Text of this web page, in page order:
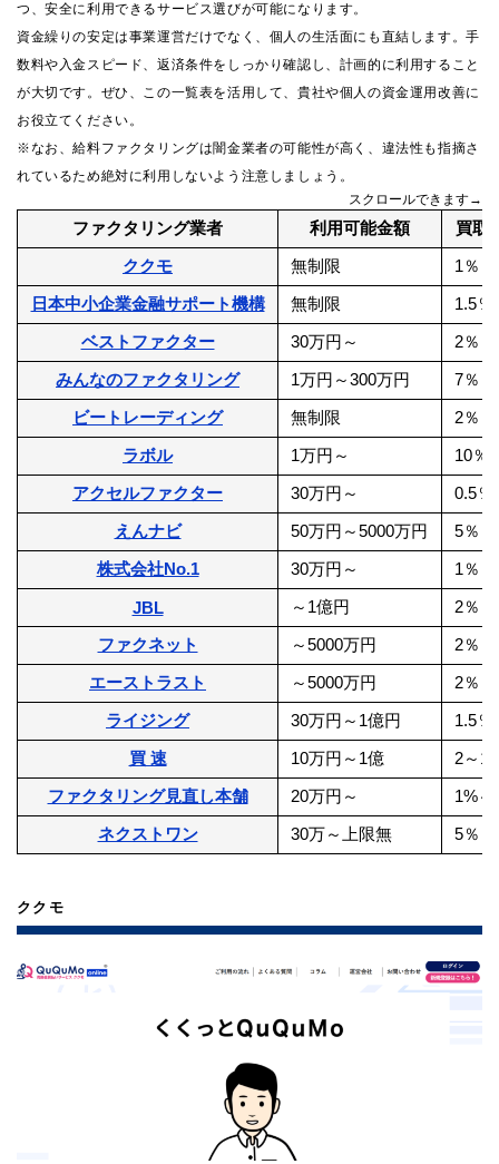
つ、安全に利用できるサービス選びが可能になります。
資金繰りの安定は事業運営だけでなく、個人の生活面にも直結します。手
数料や入金スピード、返済条件をしっかり確認し、計画的に利用すること
が大切です。ぜひ、この一覧表を活用して、貴社や個人の資金運用改善に
お役立てください。
※なお、給料ファクタリングは闇金業者の可能性が高く、違法性も指摘さ
れているため絶対に利用しないよう注意しましょう。
スクロールできます→
ファクタリング業者 利用可能金額
買取
ククモ
無制限
1％～
日本中小企業金融サポート機構
無制限
1.5％
ベストファクター
30万円～
2％～
みんなのファクタリング
1万円～300万円
7％
ビートレーディング
無制限
2％
ラボル
1万円～
10％
アクセルファクター
30万円～
0.5％
えんナビ
50万円～5000万円
5％～
株式会社No.1
30万円～ 1％～
JBL ～1億円
2％～
ファクネット
～5000万円
2％～
エーストラスト
～5000万円
2％～
ライジング
30万円～1億円
1.5％
買 速
10万円～1億
2～
ファクタリング見直し本舗
20万円～
1%～
ネクストワン
30万～上限無 5％
ククモ